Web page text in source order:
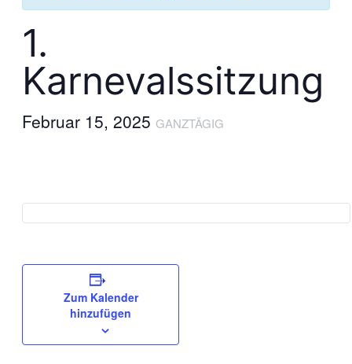
1.
Karnevalssitzung
Februar 15, 2025 GANZTÄGIG
Zum Kalender
hinzufügen